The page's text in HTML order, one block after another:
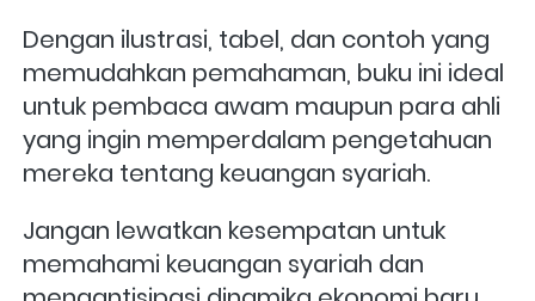
Dengan ilustrasi, tabel, dan contoh yang
memudahkan pemahaman, buku ini ideal
untuk pembaca awam maupun para ahli
yang ingin memperdalam pengetahuan
mereka tentang keuangan syariah.
Jangan lewatkan kesempatan untuk
memahami keuangan syariah dan